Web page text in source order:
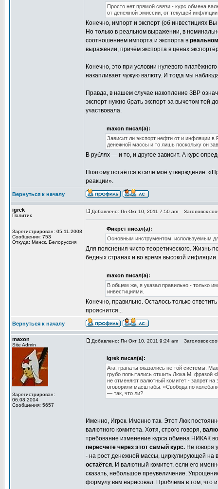
Просто нет прямой связи - курс обмена
от денежной эмиссии, от текущей
Конечно, импорт и экспорт (об инвестициях
Но только в реальном выражении, в
соотношением импорта и экспорта в реальном
выражении, причём экспорта в ценах
Конечно, это при условии нулевого
накапливает чужую валюту. И тогда мы
Правда, в нашем случае накопление ЗВР
экспорт нужно брать экспорт за вычетом той
участвовала.
maxon писал(а):
Зависит ли экспорт нефти от и инфляции в
денежной массы и то лишь поскольку он
В рублях — и то, и другое зависит. А курс
Поэтому остаётся в силе моё утверждение:
реакции».
Вернуться к началу
igrek
Политик
Зарегистрирован: 05.11.2008
Сообщения: 753
Откуда: Минск, Белоруссия
Добавлено: Пн Окт 10, 2011 7:50 am Заголовок
Фикрет писал(а):
Основным инструментом, используемым
Для пояснения чисто теоретического. Жизнь
бедных странах и во время высокой инфляции.
maxon писал(а):
В общем же, я указал правильно - только
инвестициями.
Конечно, правильно. Осталось только
прояснится...
Вернуться к началу
maxon
Site Admin
Зарегистрирован:
06.08.2004
Сообщения: 5657
Добавлено: Пн Окт 10, 2011 9:24 am Заголовок
igrek писал(а):
Ага, гранаты оказались не той системы.
грубо попытались отшить Люка М. фразой
не отменяют валютный комитет - запрет
оговорили масштабы. «Свобода по
— так, что ли?
Именно, Игрек. Именно так. Этот Люк
валютного комитета. Хотя, строго говоря,
требование изменение курса обмена НИКАК
пересчёте через этот самый курс. Не говоря
- на рост денежной массы, циркулирующей на
остаётся. И валютный комитет, если его
сказать, небольшое преувеличение.
формулу вам нарисовал. Проблема в том, что